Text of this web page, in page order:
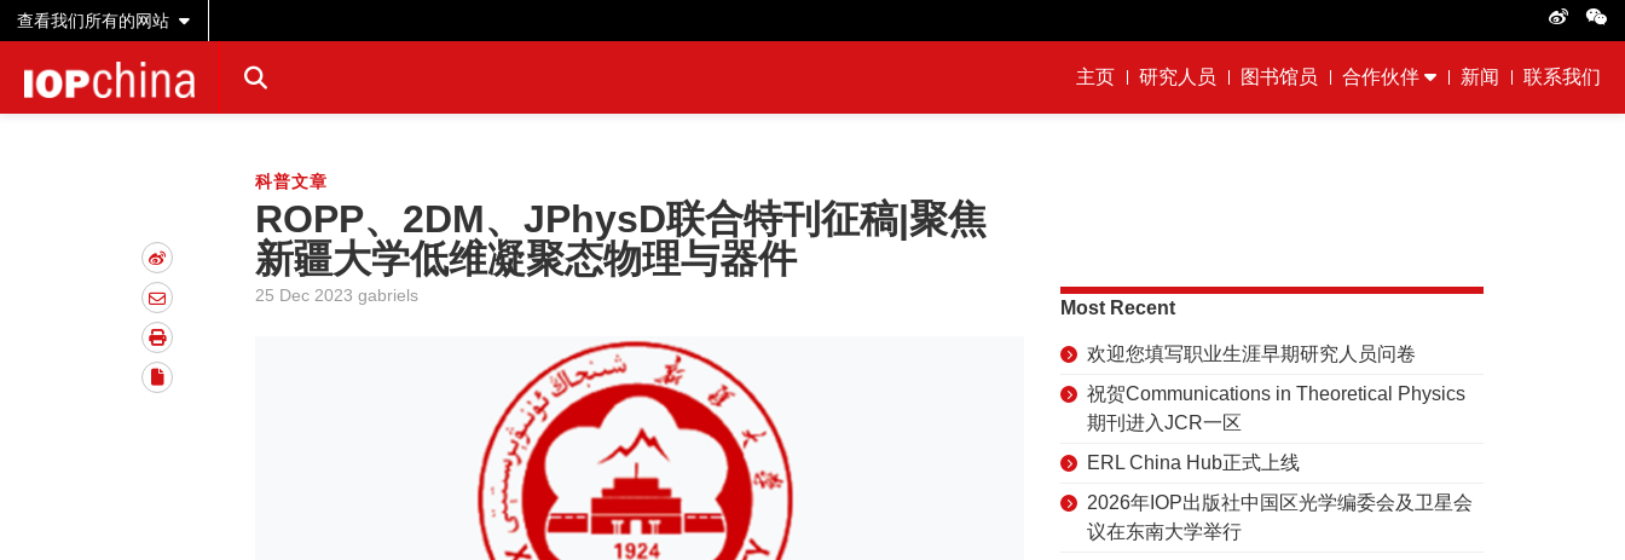
查看我们所有的网站
主页 研究人员 图书馆员 合作伙伴 新闻 联系我们
科普文章
ROPP、2DM、JPhysD联合特刊征稿|聚焦
新疆大学低维凝聚态物理与器件
25 Dec 2023 gabriels
Most Recent
欢迎您填写职业生涯早期研究人员问卷
祝贺Communications in Theoretical Physics
期刊进入JCR一区
ERL China Hub正式上线
2026年IOP出版社中国区光学编委会及卫星会
议在东南大学举行